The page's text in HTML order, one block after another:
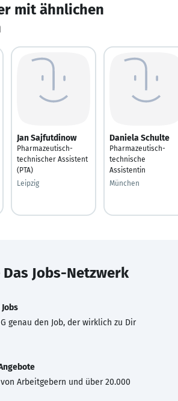
mit ähnlichen
Jan Sajfutdinow
Pharmazeutisch-
technischer Assistent
(PTA)
Leipzig
Daniela Schulte
Pharmazeutisch-
technische
Assistentin
München
Das Jobs-Netzwerk
genau den Job, der wirklich zu Dir
Arbeitgebern und über 20.000